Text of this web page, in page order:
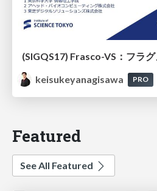
keisukeyanagisawa
PRO
Featured
See All Featured